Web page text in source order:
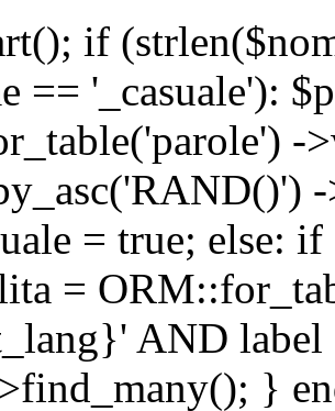
if
== '_casuale'):
-
= true; else:
=
AND
}